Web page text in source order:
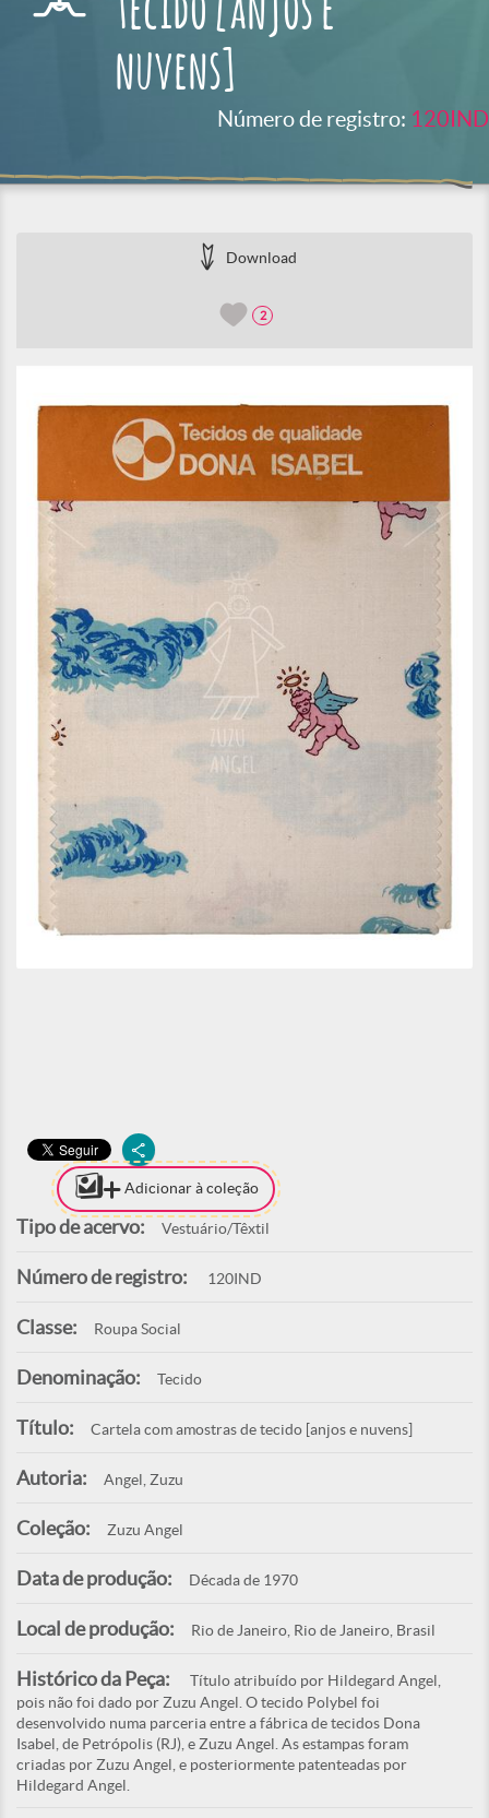
tecido [anjos e
nuvens]
Número de registro: 120IND
Download
2
Adicionar à coleção
Tipo de acervo: Vestuário/Têxtil
Número de registro: 120IND
Classe: Roupa Social
Denominação: Tecido
Título: Cartela com amostras de tecido [anjos e nuvens]
Autoria: Angel, Zuzu
Coleção: Zuzu Angel
Data de produção: Década de 1970
Local de produção: Rio de Janeiro, Rio de Janeiro, Brasil
Histórico da Peça:
Título atribuído por Hildegard Angel,
pois não foi dado por Zuzu Angel. O tecido Polybel foi
desenvolvido numa parceria entre a fábrica de tecidos Dona
Isabel, de Petrópolis (RJ), e Zuzu Angel. As estampas foram
criadas por Zuzu Angel, e posteriormente patenteadas por
Hildegard Angel.